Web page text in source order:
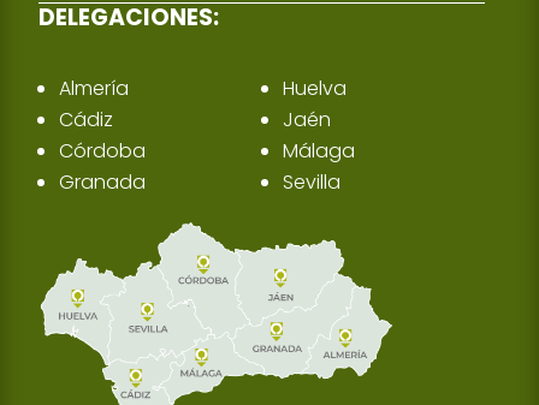
DELEGACIONES:
Almería
Cádiz
Córdoba
Granada
Huelva
Jaén
Málaga
Sevilla